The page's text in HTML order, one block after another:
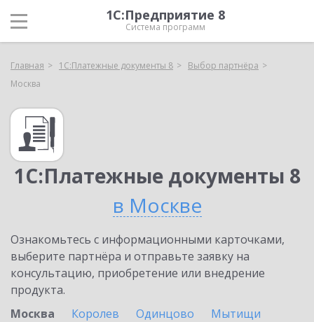
1С:Предприятие 8
Система программ
Главная 1С:Платежные документы 8
Выбор партнёра
Москва
1С:Платежные документы 8
в Москве
Ознакомьтесь с информационными карточками,
выберите партнёра и отправьте заявку на
консультацию, приобретение или внедрение
продукта.
Москва
Королев Одинцово
Мытищи